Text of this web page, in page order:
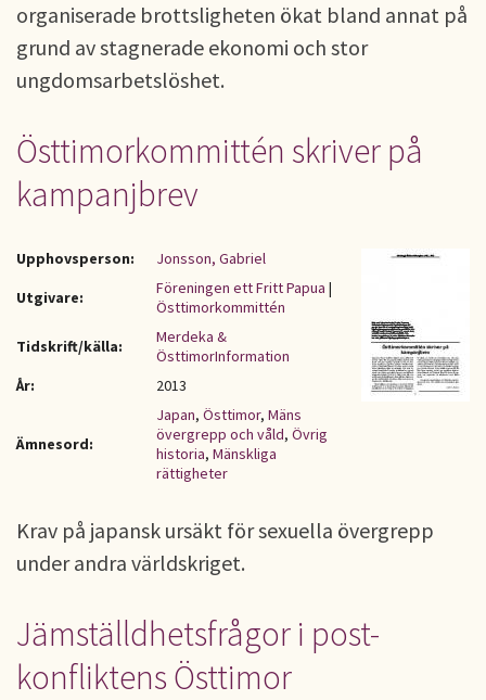
organiserade brottsligheten ökat bland annat på
grund av stagnerade ekonomi och stor
ungdomsarbetslöshet.
Östtimorkommittén skriver på
kampanjbrev
Upphovsperson:
Jonsson, Gabriel
Utgivare:
Föreningen ett Fritt Papua |
Östtimorkommittén
Tidskrift/källa:
Merdeka &
ÖsttimorInformation
År:
2013
Ämnesord:
Japan, Östtimor, Mäns
övergrepp och våld, Övrig
historia, Mänskliga
rättigheter
Krav på japansk ursäkt för sexuella övergrepp
under andra världskriget.
Jämställdhetsfrågor i post-
konfliktens Östtimor